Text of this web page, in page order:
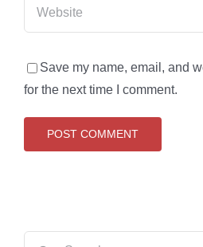
Save my name, email, and
for the next time I comment.